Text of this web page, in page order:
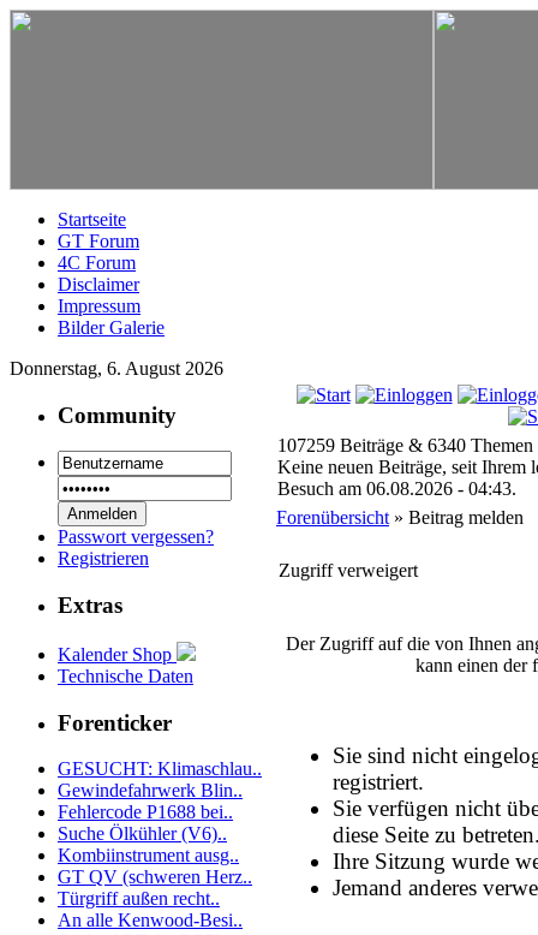
Startseite
GT Forum
4C Forum
Disclaimer
Impressum
Bilder Galerie
Donnerstag, 6. August 2026
Community
Passwort vergessen?
Registrieren
Extras
Kalender Shop
Technische Daten
Forenticker
GESUCHT: Klimaschlau..
Gewindefahrwerk Blin..
Fehlercode P1688 bei..
Suche Ölkühler (V6)..
Kombiinstrument ausg..
GT QV (schweren Herz..
Türgriff außen recht..
An alle Kenwood-Besi..
107259 Beiträge & 6340
Keine neuen Beiträge, seit Ihrem
Besuch am 06.08.2026 - 04:43.
Forenübersicht » Beitrag melden
Zugriff verweigert
Der Zugriff auf die von Ihnen
kann einen der
Sie sind nicht
registriert.
Sie verfügen nicht
diese Seite zu
Ihre Sitzung wurde
Jemand anderes